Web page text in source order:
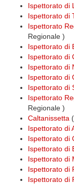
Ispettorato di
Ispettorato di
Ispettorato
Regionale )
Ispettorato di
Ispettorato di
Ispettorato di
Ispettorato di
Ispettorato di
Ispettorato
Regionale )
Caltanissetta
Ispettorato di
Ispettorato di
Ispettorato di
Ispettorato di
Ispettorato di
Ispettorato di